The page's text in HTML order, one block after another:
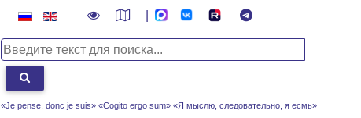
«Je pense, donc je suis» «Cogito ergo sum» «Я мыслю, следовательно, я есмь»